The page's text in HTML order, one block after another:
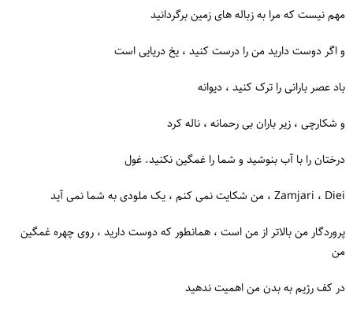
مهم نیست که مرا به زباله های زمین برگردانید
و اگر دوست دارید من را درست کنید ، یخ دریایی است
باد عصر بارانی را ترک کنید ، دیوانه
و شکارچی ، زیر باران بی رحمانه ، ناله کرد
درختان را با آب بنوشید و شما را غمگین نکنید. غول
Zamjari ، Diei ، من شکایت نمی کنم ، یک ملودی به شما نمی آید
پروردگار من بالاتر از من است ، همانطور که دوست دارید ، روی چهره غمگین
من
در کف رژیم به بدن من اهمیت ندهید